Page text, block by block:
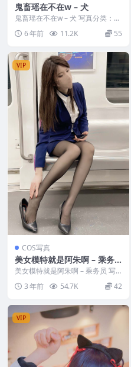
鬼畜瑶在不在w – 犬
鬼畜瑶在不在w – 犬 写真分类：唯
美，参与模特：鬼畜瑶在不在 [套
图大小]：[...
6 年前 11.2K 55
VIP
COS写真
美女模特就是阿朱啊 – 乘务
员
美女模特就是阿朱啊 – 乘务员 写
真分类：唯美，参与模特：就是阿
朱啊 [套图大小...
3 年前 54.7K 42
VIP